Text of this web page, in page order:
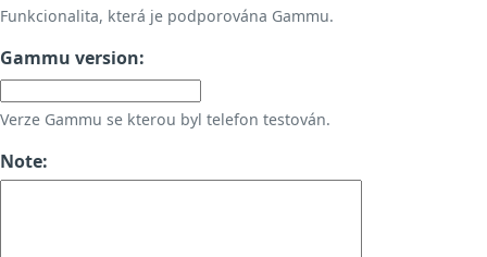
Funkcionalita, která je podporována Gammu.
Gammu version:
Verze Gammu se kterou byl telefon testován.
Note: